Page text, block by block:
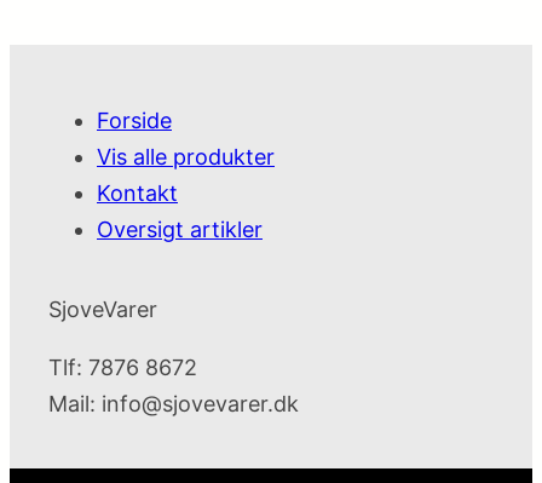
Forside
Vis alle produkter
Kontakt
Oversigt artikler
SjoveVarer
Tlf: 7876 8672
Mail: info@sjovevarer.dk